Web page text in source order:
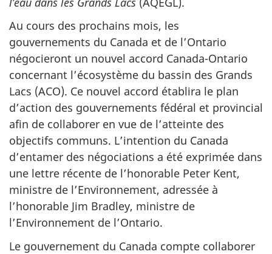
Au cours des prochains mois, les
gouvernements du Canada et de l’Ontario
négocieront un nouvel accord Canada-Ontario
concernant l’écosystème du bassin des Grands
Lacs (ACO). Ce nouvel accord établira le plan
d’action des gouvernements fédéral et provincial
afin de collaborer en vue de l’atteinte des
objectifs communs. L’intention du Canada
d’entamer des négociations a été exprimée dans
une lettre récente de l’honorable Peter Kent,
ministre de l’Environnement, adressée à
l’honorable Jim Bradley, ministre de
l’Environnement de l’Ontario.
Le gouvernement du Canada compte collaborer